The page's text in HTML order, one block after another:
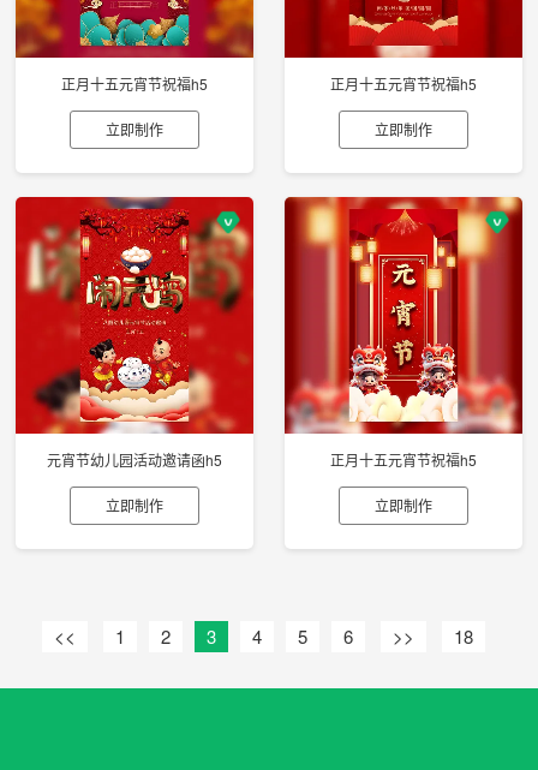
正月十五元宵节祝福h5
立即制作
正月十五元宵节祝福h5
立即制作
元宵节幼儿园活动邀请函h5
立即制作
正月十五元宵节祝福h5
立即制作
<< 1 2 3 4 5 6 >> 18